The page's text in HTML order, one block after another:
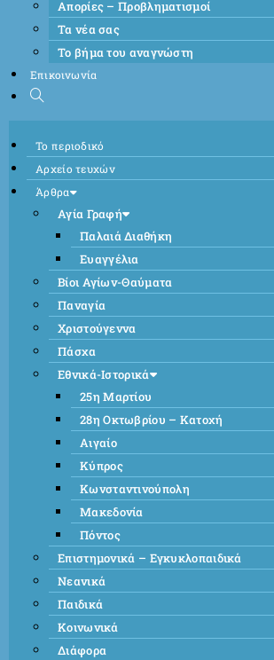
Απορίες – Προβληματισμοί
Τα νέα σας
Το βήμα του αναγνώστη
Επικοινωνία
Το περιοδικό
Αρχείο τευχών
Άρθρα
Αγία Γραφή
Παλαιά Διαθήκη
Ευαγγέλια
Βίοι Αγίων-Θαύματα
Παναγία
Χριστούγεννα
Πάσχα
Εθνικά-Ιστορικά
25η Μαρτίου
28η Οκτωβρίου – Κατοχή
Αιγαίο
Κύπρος
Κωνσταντινούπολη
Μακεδονία
Πόντος
Επιστημονικά – Εγκυκλοπαιδικά
Νεανικά
Παιδικά
Κοινωνικά
Διάφορα